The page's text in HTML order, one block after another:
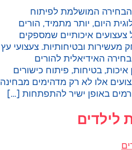
המושלמת לפיתוח
היום, יותר מתמיד, הורים
איכותיים שמספקים
ובטיחותיות. צעצועי עץ
האידיאלית להורים
בטיחות, פיתוח כישורים
אלו לא רק מדהימים מבחינה
באופן ישיר להתפתחות […]